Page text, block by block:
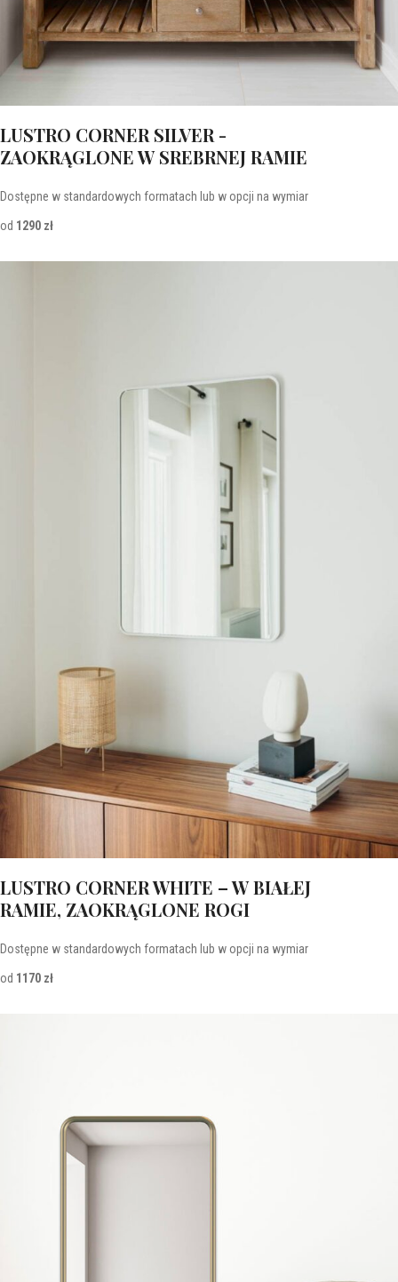
LUSTRO CORNER SILVER -
ZAOKRĄGLONE W SREBRNEJ RAMIE
Dostępne w standardowych formatach lub w opcji na wymiar
od 1290 zł
LUSTRO CORNER WHITE – W BIAŁEJ
RAMIE, ZAOKRĄGLONE ROGI
Dostępne w standardowych formatach lub w opcji na wymiar
od 1170 zł